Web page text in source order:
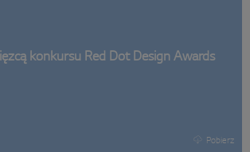
konkursu Red Dot Design Awards
Pobierz